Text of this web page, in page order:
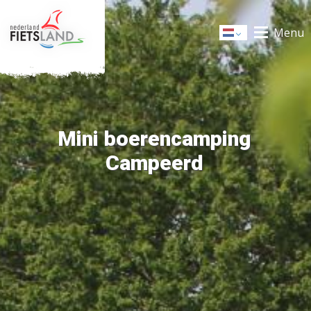
Dutch Menu
Mini boerencamping
Campeerd